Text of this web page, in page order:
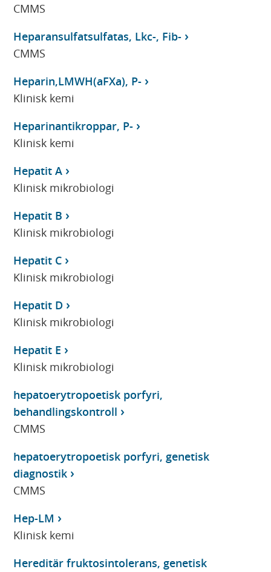
CMMS
Heparansulfatsulfatas, Lkc-, Fib-
CMMS
Heparin,LMWH(aFXa), P-
Klinisk kemi
Heparinantikroppar, P-
Klinisk kemi
Hepatit A
Klinisk mikrobiologi
Hepatit B
Klinisk mikrobiologi
Hepatit C
Klinisk mikrobiologi
Hepatit D
Klinisk mikrobiologi
Hepatit E
Klinisk mikrobiologi
hepatoerytropoetisk porfyri,
behandlingskontroll
CMMS
hepatoerytropoetisk porfyri, genetisk
diagnostik
CMMS
Hep-LM
Klinisk kemi
Hereditär fruktosintolerans, genetisk